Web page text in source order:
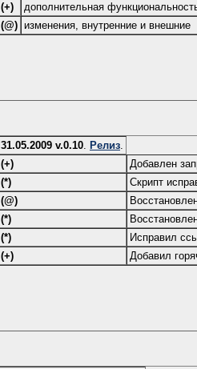
(+)
дополнительная
(@) изменения, внутренние и внешние
31.05.2009 v.0.10. Релиз.
(+)
Добавлен
(*)
Скрипт
(@)
(*)
(*)
Исправил
(+)
Добавил